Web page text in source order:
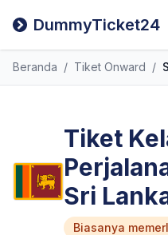
DummyTicket24
Beranda / Tiket Onward /
Tiket
Sri
Biasanya